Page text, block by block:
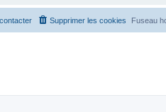
Fuseau
Supprimer les cookies